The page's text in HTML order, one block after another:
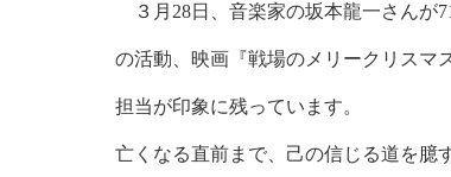
３月28日、音楽家の坂本龍一さんが
の活動、映画『戦場のメリークリスマ
担当が印象に残っています。
亡くなる直前まで、己の信じる道を臆